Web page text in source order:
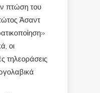
πτώση του
Άσαντ
οι
τηλεοράσεις